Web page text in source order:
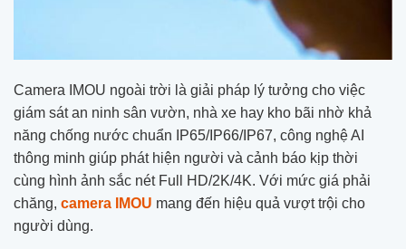
Camera IMOU ngoài trời là giải pháp lý tưởng cho việc
giám sát an ninh sân vườn, nhà xe hay kho bãi nhờ khả
năng chống nước chuẩn IP65/IP66/IP67, công nghệ AI
thông minh giúp phát hiện người và cảnh báo kịp thời
cùng hình ảnh sắc nét Full HD/2K/4K. Với mức giá phải
chăng, camera IMOU mang đến hiệu quả vượt trội cho
người dùng.